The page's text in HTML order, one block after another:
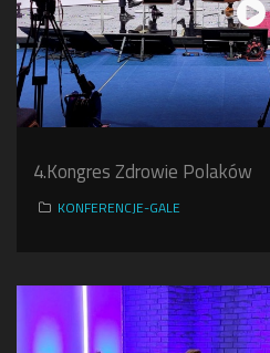
4.Kongres Zdrowie Polaków
KONFERENCJE-GALE